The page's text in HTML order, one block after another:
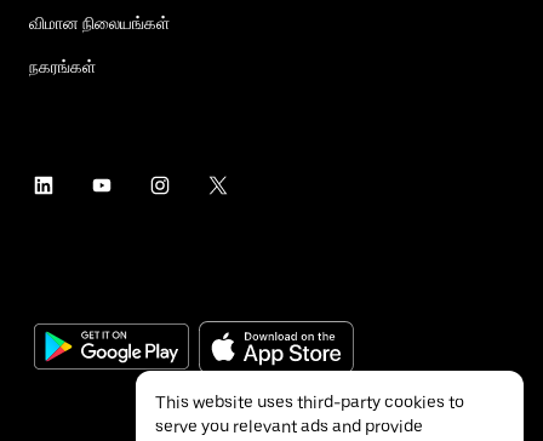
விமான நிலையங்கள்
நகரங்கள்
This website uses third-party cookies to
serve you relevant ads and provide